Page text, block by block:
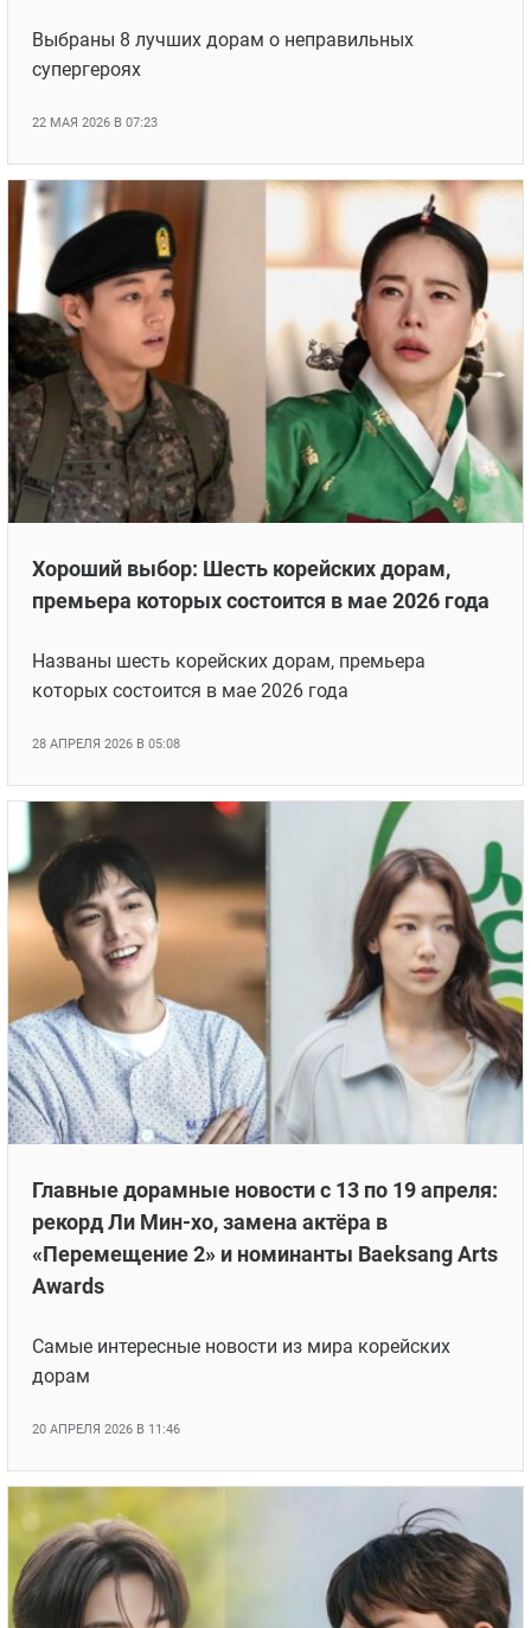
Выбраны 8 лучших дорам о неправильных
супергероях
22 МАЯ 2026 В 07:23
Хороший выбор: Шесть корейских дорам,
премьера которых состоится в мае 2026 года
Названы шесть корейских дорам, премьера
которых состоится в мае 2026 года
28 АПРЕЛЯ 2026 В 05:08
Главные дорамные новости с 13 по 19 апреля:
рекорд Ли Мин-хо, замена актёра в
«Перемещение 2» и номинанты Baeksang Arts
Awards
Самые интересные новости из мира корейских
дорам
20 АПРЕЛЯ 2026 В 11:46